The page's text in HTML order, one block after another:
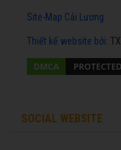
Site-Map Cải Lương
Thiết kế website bởi:
SOCIAL WEBSITE